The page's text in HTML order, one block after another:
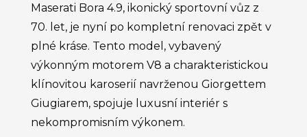
Maserati Bora 4.9, ikonický sportovní vůz z
70. let, je nyní po kompletní renovaci zpět v
plné kráse. Tento model, vybavený
výkonným motorem V8 a charakteristickou
klínovitou karoserií navrženou Giorgettem
Giugiarem, spojuje luxusní interiér s
nekompromisním výkonem.